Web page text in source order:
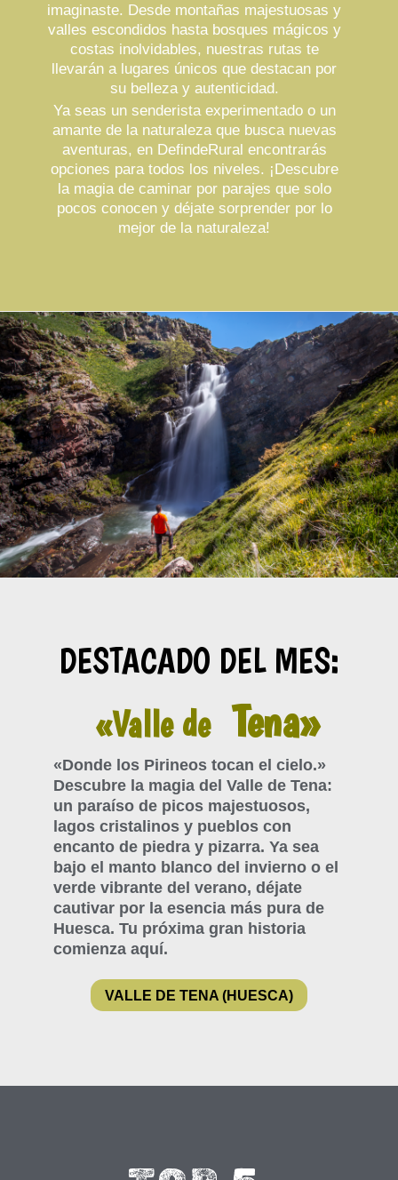
imaginaste. Desde montañas majestuosas y
valles escondidos hasta bosques mágicos y
costas inolvidables, nuestras rutas te
llevarán a lugares únicos que destacan por
su belleza y autenticidad.
Ya seas un senderista experimentado o un
amante de la naturaleza que busca nuevas
aventuras, en DefindeRural encontrarás
opciones para todos los niveles. ¡Descubre
la magia de caminar por parajes que solo
pocos conocen y déjate sorprender por lo
mejor de la naturaleza!
DESTACADO DEL MES:
«Valle deTena»
«Donde los Pirineos tocan el cielo.»
Descubre la magia del Valle de Tena:
un paraíso de picos majestuosos,
lagos cristalinos y pueblos con
encanto de piedra y pizarra. Ya sea
bajo el manto blanco del invierno o el
verde vibrante del verano, déjate
cautivar por la esencia más pura de
Huesca. Tu próxima gran historia
comienza aquí.
VALLE DE TENA (HUESCA)